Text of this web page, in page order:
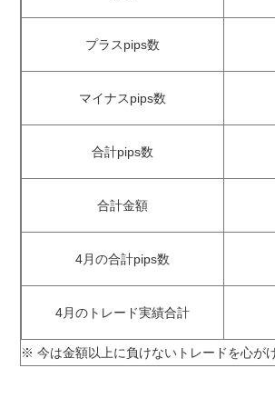
プラスpips数
マイナスpips数
合計pips数
合計金額
4月の合計pips数
4月のトレード実績合計
※ 今は金額以上に負けないトレードを心が